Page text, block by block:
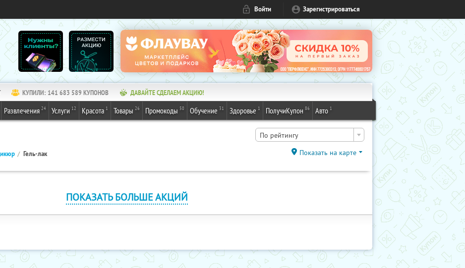
Войти Зарегистрироваться
КУПИЛИ: 141 683 589 КУПОНОВ ДАВАЙТЕ СДЕЛАЕМ АКЦИЮ!
Развлечения 24 Услуги 12 Красота 1 Товары 26 Промокоды 50 Обучение 31 Здоровье 1 ПолучиКупон 86 Авто 1
По рейтингу
Гель-лак Показать на карте
ПОКАЗАТЬ БОЛЬШЕ АКЦИЙ